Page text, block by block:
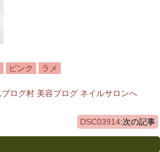
ピンク ラメ
DSC03914:次の記事